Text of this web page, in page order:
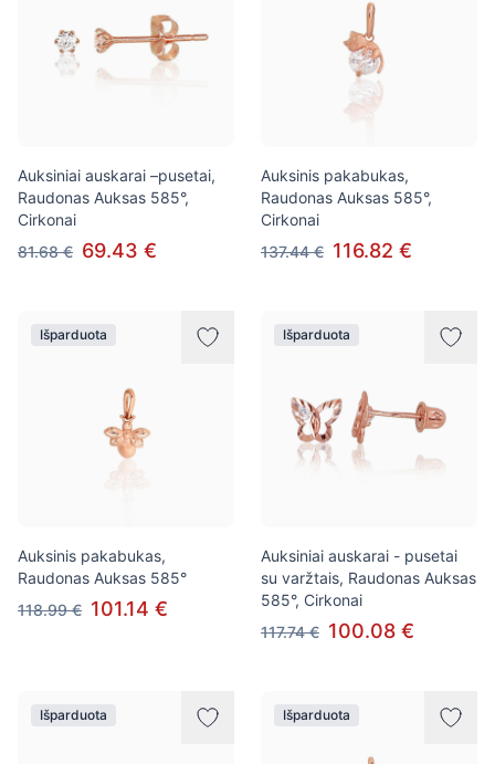
Auksiniai auskarai –pusetai,
Raudonas Auksas 585°,
Cirkonai
81.68 € 69.43 €
Auksinis pakabukas,
Raudonas Auksas 585°,
Cirkonai
137.44 € 116.82 €
Išparduota
Auksinis pakabukas,
Raudonas Auksas 585°
118.99 € 101.14 €
Išparduota
Auksiniai auskarai - pusetai
su varžtais, Raudonas Auksas
585°, Cirkonai
117.74 € 100.08 €
Išparduota Išparduota